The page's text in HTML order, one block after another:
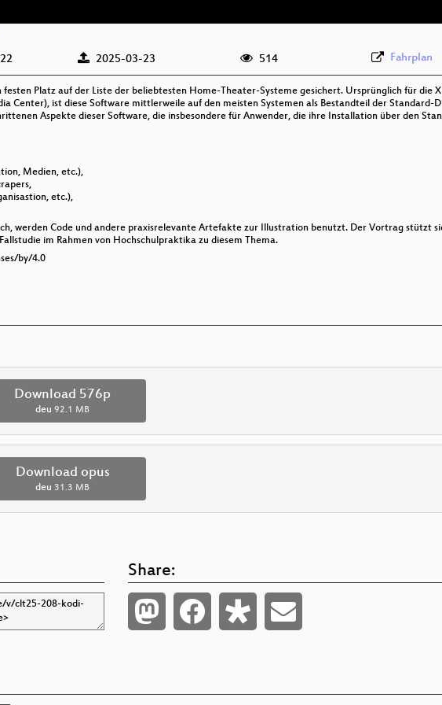
2025-03-23 514 Fahrplan
Platz auf der Liste der beliebtesten Home-Theater-Systeme gesichert. Ursprünglich für die
Center), ist diese Software mittlerweile auf den meisten Systemen als Bestandteil der Standard-
Aspekte dieser Software, die insbesondere für Anwender, die ihre Installation über den
Medien, etc.),
etc.),
werden Code und andere praxisrelevante Artefakte zur Illustration benutzt. Der Vortrag stützt
im Rahmen von Hochschulpraktika zu diesem Thema.
by/4.0
Download 576p
deu 92.1 MB
Download opus
deu 31.3 MB
Share: